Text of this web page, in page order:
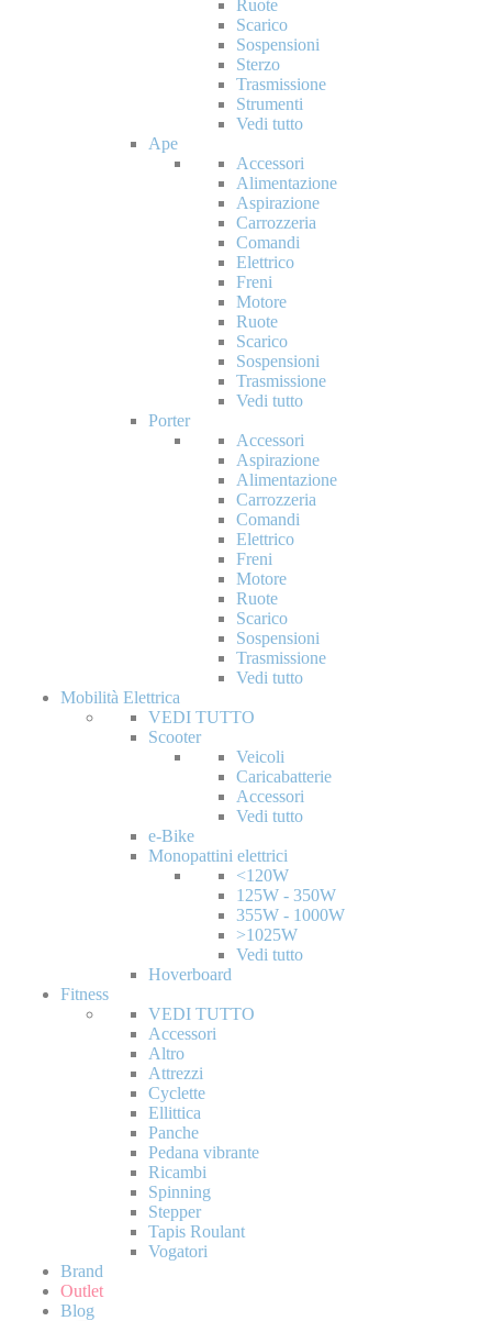
Ruote
Scarico
Sospensioni
Sterzo
Trasmissione
Strumenti
Vedi tutto
Ape
Accessori
Alimentazione
Aspirazione
Carrozzeria
Comandi
Elettrico
Freni
Motore
Ruote
Scarico
Sospensioni
Trasmissione
Vedi tutto
Porter
Accessori
Aspirazione
Alimentazione
Carrozzeria
Comandi
Elettrico
Freni
Motore
Ruote
Scarico
Sospensioni
Trasmissione
Vedi tutto
Mobilità Elettrica
VEDI TUTTO
Scooter
Veicoli
Caricabatterie
Accessori
Vedi tutto
e-Bike
Monopattini elettrici
<120W
125W - 350W
355W - 1000W
>1025W
Vedi tutto
Hoverboard
Fitness
VEDI TUTTO
Accessori
Altro
Attrezzi
Cyclette
Ellittica
Panche
Pedana vibrante
Ricambi
Spinning
Stepper
Tapis Roulant
Vogatori
Brand
Outlet
Blog